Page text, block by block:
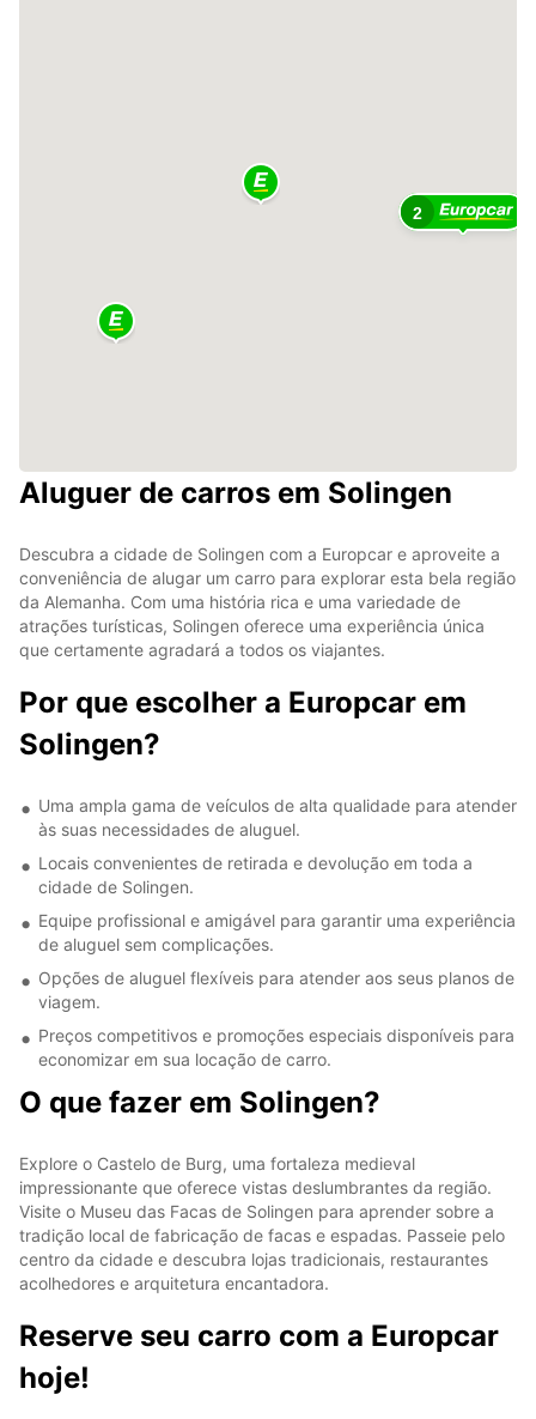
2
Aluguer de carros em Solingen
Descubra a cidade de Solingen com a Europcar e aproveite a
conveniência de alugar um carro para explorar esta bela região
da Alemanha. Com uma história rica e uma variedade de
atrações turísticas, Solingen oferece uma experiência única
que certamente agradará a todos os viajantes.
Por que escolher a Europcar em
Solingen?
Uma ampla gama de veículos de alta qualidade para atender
às suas necessidades de aluguel.
Locais convenientes de retirada e devolução em toda a
cidade de Solingen.
Equipe profissional e amigável para garantir uma experiência
de aluguel sem complicações.
Opções de aluguel flexíveis para atender aos seus planos de
viagem.
Preços competitivos e promoções especiais disponíveis para
economizar em sua locação de carro.
O que fazer em Solingen?
Explore o Castelo de Burg, uma fortaleza medieval
impressionante que oferece vistas deslumbrantes da região.
Visite o Museu das Facas de Solingen para aprender sobre a
tradição local de fabricação de facas e espadas. Passeie pelo
centro da cidade e descubra lojas tradicionais, restaurantes
acolhedores e arquitetura encantadora.
Reserve seu carro com a Europcar
hoje!